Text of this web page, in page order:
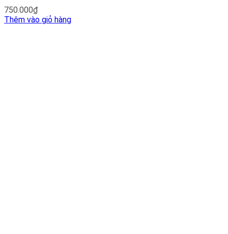
750.000₫
Thêm vào giỏ hàng